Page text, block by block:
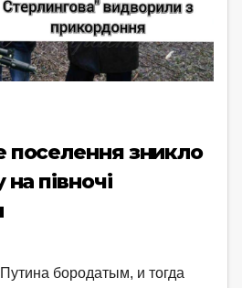
поселення зникло
півночі
бородатым, и тогда